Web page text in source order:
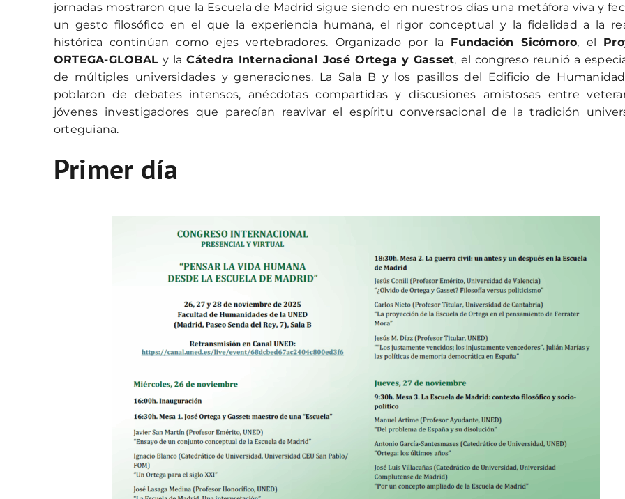
jornadas mostraron que la Escuela de Madrid sigue siendo en nuestros días una metáfora viva y
un gesto filosófico en el que la experiencia humana, el rigor conceptual y la fidelidad a la
histórica continúan como ejes vertebradores. Organizado por la Fundación Sicómoro, el
ORTEGA-GLOBAL y laCátedra Internacional José Ortega y Gasset, el congreso reunió a
de múltiples universidades y generaciones. La Sala B y los pasillos del Edificio de
poblaron de debates intensos, anécdotas compartidas y discusiones amistosas entre
jóvenes investigadores que parecían reavivar el espíritu conversacional de la tradición
orteguiana.
Primer día